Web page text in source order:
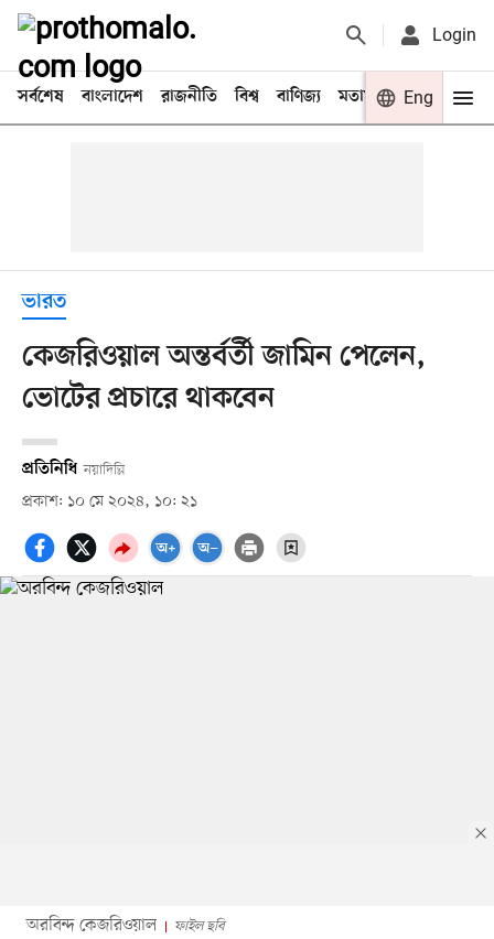
Login
সর্বশেষ বাংলাদেশ রাজনীতি বিশ্ব বাণিজ্য মতামত খেলা
Eng
ভারত
কেজরিওয়াল অন্তর্বর্তী জামিন পেলেন,
ভোটের প্রচারে থাকবেন
প্রতিনিধি নয়াদিল্লি
প্রকাশ: ১০ মে ২০২৪, ১০: ২১
অরবিন্দ কেজরিওয়াল ফাইল ছবি